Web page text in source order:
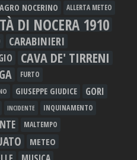
AGRO NOCERINO
ALLERTA METEO
DI NOCERA 1910
CARABINIERI
CAVA DE' TIRRENI
FURTO
GIUSEPPE GIUDICE GORI
INCIDENTE INQUINAMENTO
MALTEMPO
METEO